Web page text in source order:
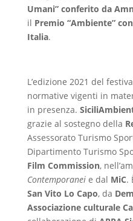
Umani” conferito da
il Premio “Ambiente”
Italia.
L’edizione 2021 del
normative vigenti in
in presenza.
grazie al sostegno della
Assessorato Turismo
Dipartimento Turismo
Film Commission,
Contemporaneie dal MiC.
San Vito Lo Capo, da
Associazione culturale